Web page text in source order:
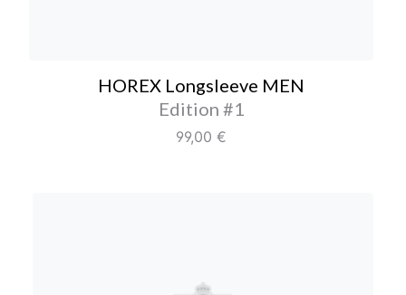
HOREX Longsleeve MEN
Edition #1
Regulärer Preis:
99,00 €